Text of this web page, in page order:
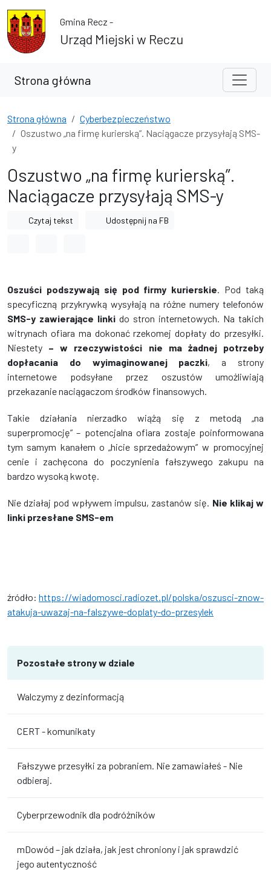
Przejdź do treści
Przejdź do wyszukiwarki
Gmina Recz -
Urząd Miejski w Reczu
Strona główna
Strona główna
Cyberbezpieczeństwo
Oszustwo „na firmę kurierską”. Naciągacze przysyłają SMS-
y
Oszustwo „na firmę kurierską”.
Naciągacze przysyłają SMS-y
Czytaj tekst Udostępnij na FB
Oszuści podszywają się pod firmy kurierskie. Pod taką
specyficzną przykrywką wysyłają na różne numery telefonów
SMS-y zawierające linki do stron internetowych. Na takich
witrynach ofiara ma dokonać rzekomej dopłaty do przesyłki.
Niestety – w rzeczywistości nie ma żadnej potrzeby
dopłacania do wyimaginowanej paczki, a strony
internetowe podsyłane przez oszustów umożliwiają
przekazanie naciągaczom środków finansowych.
Takie działania nierzadko wiążą się z metodą „na
superpromocję” – potencjalna ofiara zostaje poinformowana
tym samym kanałem o „hicie sprzedażowym” w promocyjnej
cenie i zachęcona do poczynienia fałszywego zakupu na
bardzo wysoką kwotę.
Nie działaj pod wpływem impulsu, zastanów się. Nie klikaj w
linki przesłane SMS-em
źródło: https://wiadomosci.radiozet.pl/polska/oszusci-znow-
atakuja-uwazaj-na-falszywe-doplaty-do-przesylek
Pozostałe strony w dziale
Walczymy z dezinformacją
CERT - komunikaty
Fałszywe przesyłki za pobraniem. Nie zamawiałeś - Nie
odbieraj.
Cyberprzewodnik dla podróżników
mDowód – jak działa, jak jest chroniony i jak sprawdzić
jego autentyczność